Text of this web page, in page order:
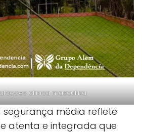
clinica masculina
segurança média reflete
atenta e integrada que